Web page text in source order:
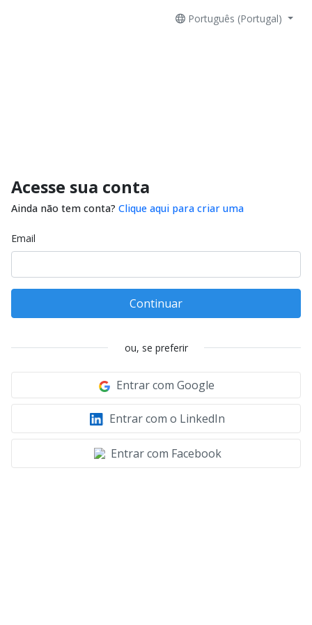
Português (Portugal)
Acesse sua conta
Ainda não tem conta? Clique aqui para criar uma
Email
Continuar
ou, se preferir
Entrar com Google
Entrar com o LinkedIn
Entrar com Facebook